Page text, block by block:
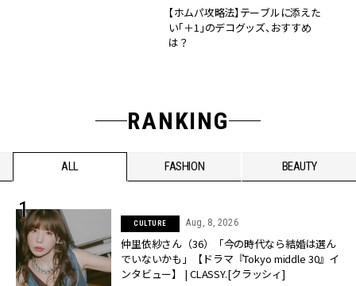
【ホムパ攻略法】テーブルに添えた
い「＋1」のデコグッズ、おすすめ
は？
RANKING
ALL FASHION BEAUTY
CULTURE Aug, 8, 2026
仲里依紗さん（36）「今の時代なら結婚は選ん
でいないかも」【ドラマ『Tokyo middle 30』イ
ンタビュー】 | CLASSY.[クラッシィ]